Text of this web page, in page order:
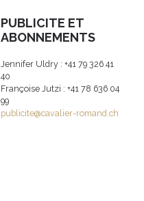
PUBLICITE ET
ABONNEMENTS
Jennifer Uldry : +41 79 326 41
40
Françoise Jutzi : +41 78 636 04
99
publicite@cavalier-romand.ch